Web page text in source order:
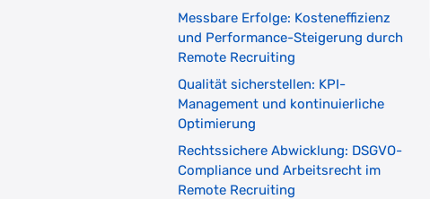
Messbare Erfolge: Kosteneffizienz
und Performance-Steigerung durch
Remote Recruiting
Qualität sicherstellen: KPI-
Management und kontinuierliche
Optimierung
Rechtssichere Abwicklung: DSGVO-
Compliance und Arbeitsrecht im
Remote Recruiting